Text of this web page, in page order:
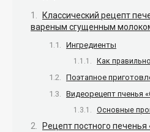
Классический рецепт
вареным сгущенным
Ингредиенты
Как
Поэтапное
Видеорецепт пченья
Основные
Рецепт постного